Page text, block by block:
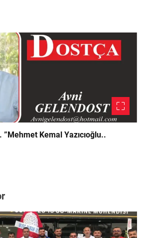
“HER KENT’E LAZIM.. ”Mehmet Kemal Yazıcıoğlu..